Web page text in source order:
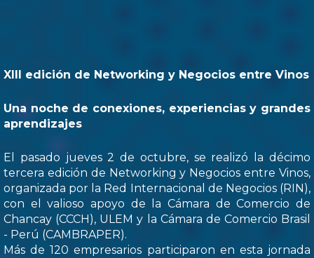
XIII edición de Networking y Negocios entre Vinos
Una noche de conexiones, experiencias y grandes
aprendizajes
El pasado jueves 2 de octubre, se realizó la décimo
tercera edición de Networking y Negocios entre Vinos,
organizada por la Red Internacional de Negocios (RIN),
con el valioso apoyo de la Cámara de Comercio de
Chancay (CCCH), ULEM y la Cámara de Comercio Brasil
- Perú (CAMBRAPER).
Más de 120 empresarios participaron en esta jornada